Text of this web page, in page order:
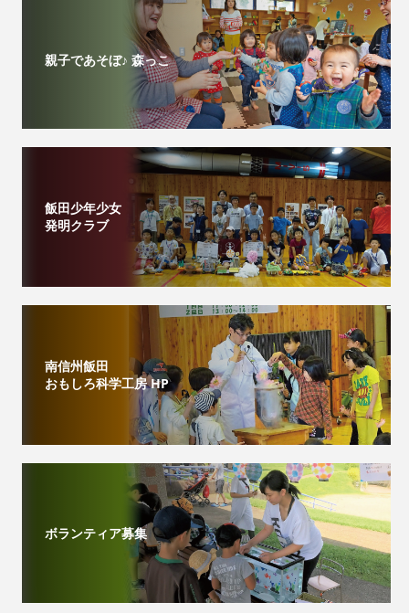
親子であそぼ♪ 森っこ
飯田少年少女
発明クラブ
南信州飯田
おもしろ科学工房 HP
ボランティア募集